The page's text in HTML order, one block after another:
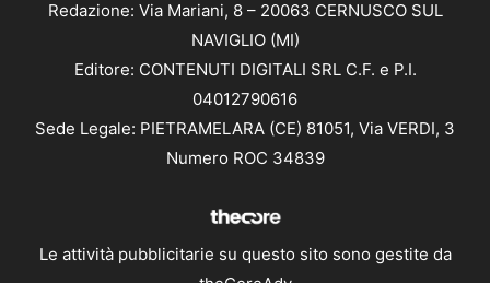
Redazione: Via Mariani, 8 – 20063 CERNUSCO SUL
NAVIGLIO (MI)
Editore: CONTENUTI DIGITALI SRL C.F. e P.I.
04012790616
Sede Legale: PIETRAMELARA (CE) 81051, Via VERDI, 3
Numero ROC 34839
Le attività pubblicitarie su questo sito sono gestite da